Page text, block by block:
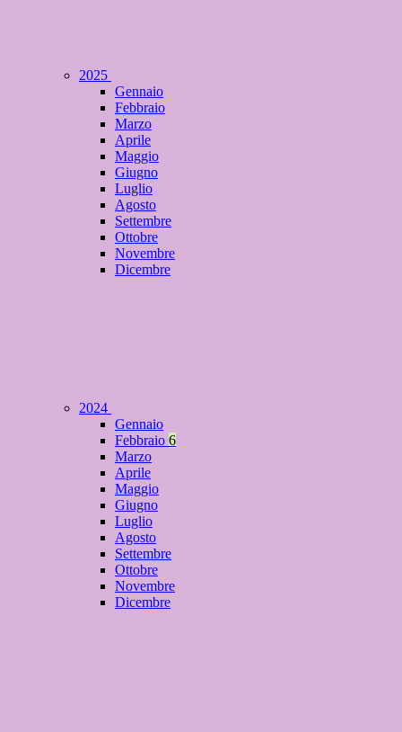
2025
Gennaio
Febbraio
Marzo
Aprile
Maggio
Giugno
Luglio
Agosto
Settembre
Ottobre
Novembre
Dicembre
2024
Gennaio
Febbraio 6
Marzo
Aprile
Maggio
Giugno
Luglio
Agosto
Settembre
Ottobre
Novembre
Dicembre